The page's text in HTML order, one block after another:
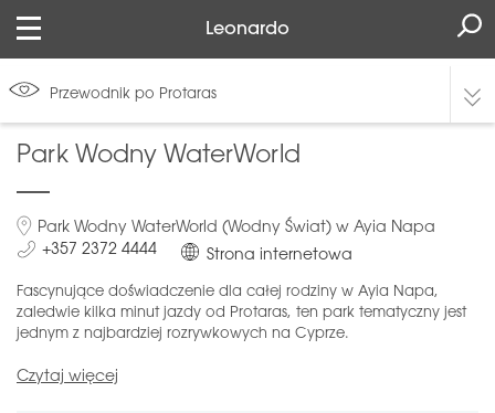
Leonardo
Przewodnik po Protaras
Park Wodny WaterWorld
Park Wodny WaterWorld (Wodny Świat) w Ayia Napa
+357 2372 4444
Strona internetowa
Fascynujące doświadczenie dla całej rodziny w Ayia Napa,
zaledwie kilka minut jazdy od Protaras, ten park tematyczny jest
jednym z najbardziej rozrywkowych na Cyprze.
Czytaj więcej